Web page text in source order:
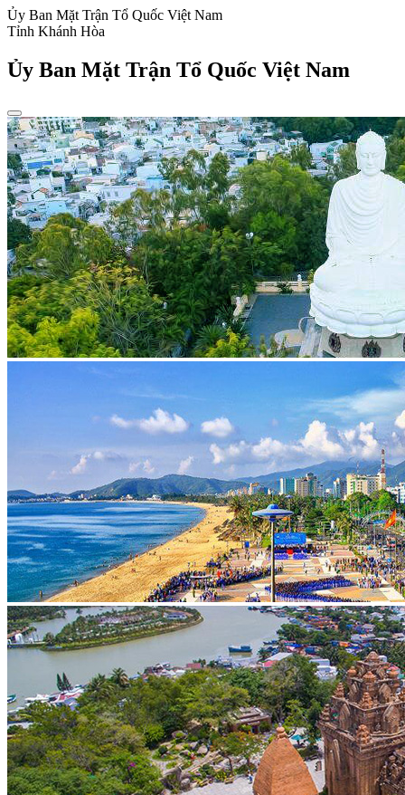
Ủy Ban Mặt Trận Tổ Quốc Việt Nam
Tỉnh Khánh Hòa
Ủy Ban Mặt Trận Tổ Quốc Việt Nam